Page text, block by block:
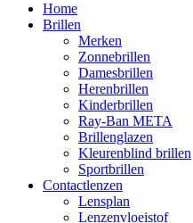
Home
Brillen
Merken
Zonnebrillen
Damesbrillen
Herenbrillen
Kinderbrillen
Ray-Ban META
Brillenglazen
Kleurenblind brillen
Sportbrillen
Contactlenzen
Lensplan
Lenzenvloeistof